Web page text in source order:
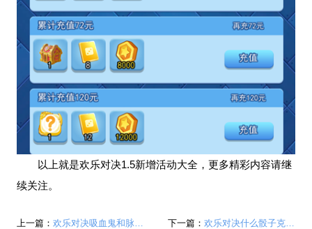
以上就是欢乐对决1.5新增活动大全，更多精彩内容请继
续关注。
上一篇： 下一篇： 欢乐对决什么骰子克处女座 克制处女座的骰子一览